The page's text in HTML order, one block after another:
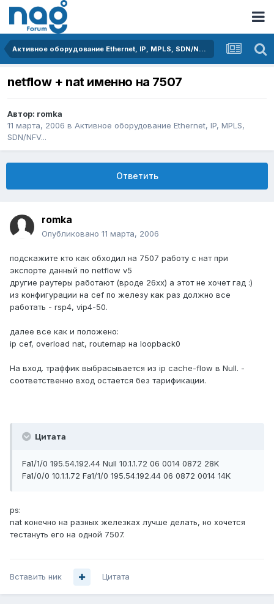
Активное оборудование Ethernet, IP, MPLS, SDN/NFV...
netflow + nat именно на 7507
Автор: romka
11 марта, 2006 в Активное оборудование Ethernet, IP, MPLS,
SDN/NFV...
Ответить
romka
Опубликовано 11 марта, 2006
подскажите кто как обходил на 7507 работу с нат при
экспорте данный по netflow v5
другие раутеры работают (вроде 26хх) а этот не хочет гад :)
из конфигурации на cef по железу как раз должно все
работать - rsp4, vip4-50.
далее все как и положено:
ip cef, overload nat, routemap на loopback0
На вход. траффик выбрасывается из ip cache-flow в Null. -
соответственно вход остается без тарификации.
Цитата
Fa1/1/0 195.54.192.44 Null 10.1.1.72 06 0014 0872 28K
Fa1/0/0 10.1.1.72 Fa1/1/0 195.54.192.44 06 0872 0014 14K
ps:
nat конечно на разных железках лучше делать, но хочется
тестануть его на одной 7507.
Вставить ник Цитата